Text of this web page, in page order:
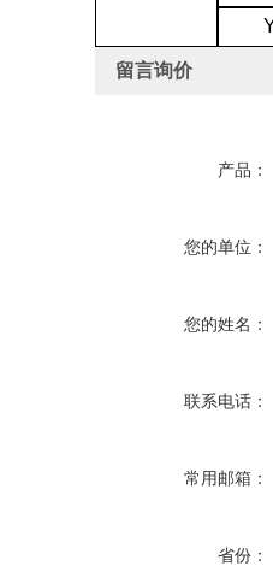
留言询价
产品：
您的单位：
您的姓名：
联系电话：
常用邮箱：
省份：